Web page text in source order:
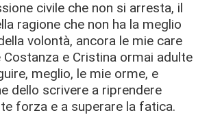
civile che non si arresta, il
ragione che non ha la meglio
volontà, ancora le mie care
Costanza e Cristina ormai adulte
meglio, le mie orme, e
dello scrivere a riprendere
forza e a superare la fatica.